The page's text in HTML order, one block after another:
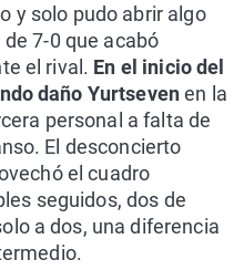
y solo pudo abrir algo
7-0 que acabó
el rival. En el inicio del
daño Yurtsevenen la
personal a falta de
El desconcierto
el cuadro
seguidos, dos de
a dos, una diferencia